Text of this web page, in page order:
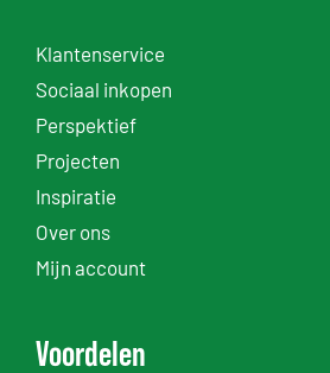
Klantenservice
Sociaal inkopen
Perspektief
Projecten
Inspiratie
Over ons
Mijn account
Voordelen